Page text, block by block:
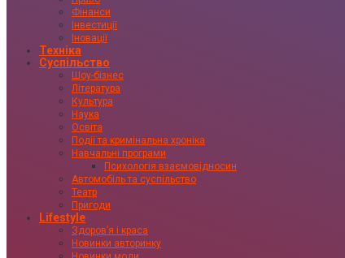
Фінанси
Інвестиції
Іновації
Техніка
Суспільство
Шоу-бізнес
Література
Культура
Наука
Освіта
Події та кримінальна хроніка
Навчальні програми
Психологія взаємовідносин
Автомобіль та суспільство
Театр
Пригоди
Lifestyle
Здоровʼя і краса
Новинки авторинку